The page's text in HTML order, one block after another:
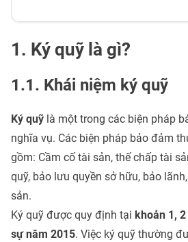
1. Ký quỹ là gì?
1.1. Khái niệm ký quỹ
Ký quỹ là một trong các biện pháp
nghĩa vụ. Các biện pháp bảo đảm
gồm: Cầm cố tài sản, thế chấp tài
quỹ, bảo lưu quyền sở hữu, bảo
sản.
Ký quỹ được quy định tại khoản 1,
sự năm 2015. Việc ký quỹ thường